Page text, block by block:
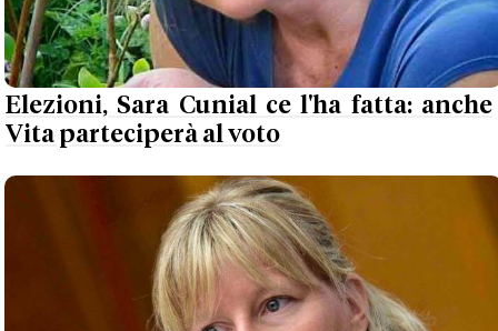
Elezioni, Sara Cunial ce l'ha fatta: anche
Vita parteciperà al voto